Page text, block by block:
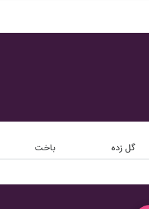
باخت گل زده